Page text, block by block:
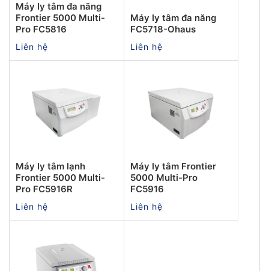
Máy ly tâm đa năng
Frontier 5000 Multi-
Pro FC5816
Liên hệ
Máy ly tâm đa năng
FC5718-Ohaus
Liên hệ
Máy ly tâm lạnh
Frontier 5000 Multi-
Pro FC5916R
Liên hệ
Máy ly tâm Frontier
5000 Multi-Pro
FC5916
Liên hệ